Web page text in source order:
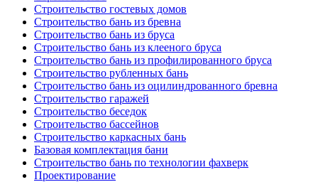
Строительство гостевых домов
Строительство бань из бревна
Строительство бань из бруса
Строительство бань из клееного бруса
Строительство бань из профилированного бруса
Строительство рубленных бань
Строительство бань из оцилиндрованного бревна
Строительство гаражей
Строительство беседок
Строительство бассейнов
Строительство каркасных бань
Базовая комплектация бани
Строительство бань по технологии фахверк
Проектирование